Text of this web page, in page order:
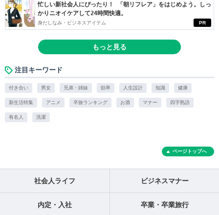
PR
忙しい新社会人にぴったり！ 「朝リフレア」をはじめよう。しっ
かりニオイケアして24時間快適。
身だしなみ・ビジネスアイテム
もっと見る
注目キーワード
付き合い 男女 兄弟・姉妹 効率 人生設計 知識 健康
新生活特集 アニメ 卒旅ランキング お酒 マナー 四字熟語
有名人 洗濯
ページトップへ
社会人ライフ ビジネスマナー
内定・入社 卒業・卒業旅行